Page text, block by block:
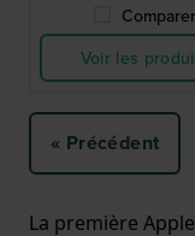
Comparer
Voir les
« Précédent
La première